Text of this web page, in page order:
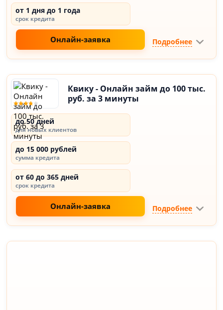
от 1 дня до 1 года
срок кредита
Онлайн-заявка Подробнее
Квику - Онлайн займ до 100 тыс.
руб. за 3 минуты
до 50 дней
для новых клиентов
до 15 000 рублей
сумма кредита
от 60 до 365 дней
срок кредита
Онлайн-заявка Подробнее